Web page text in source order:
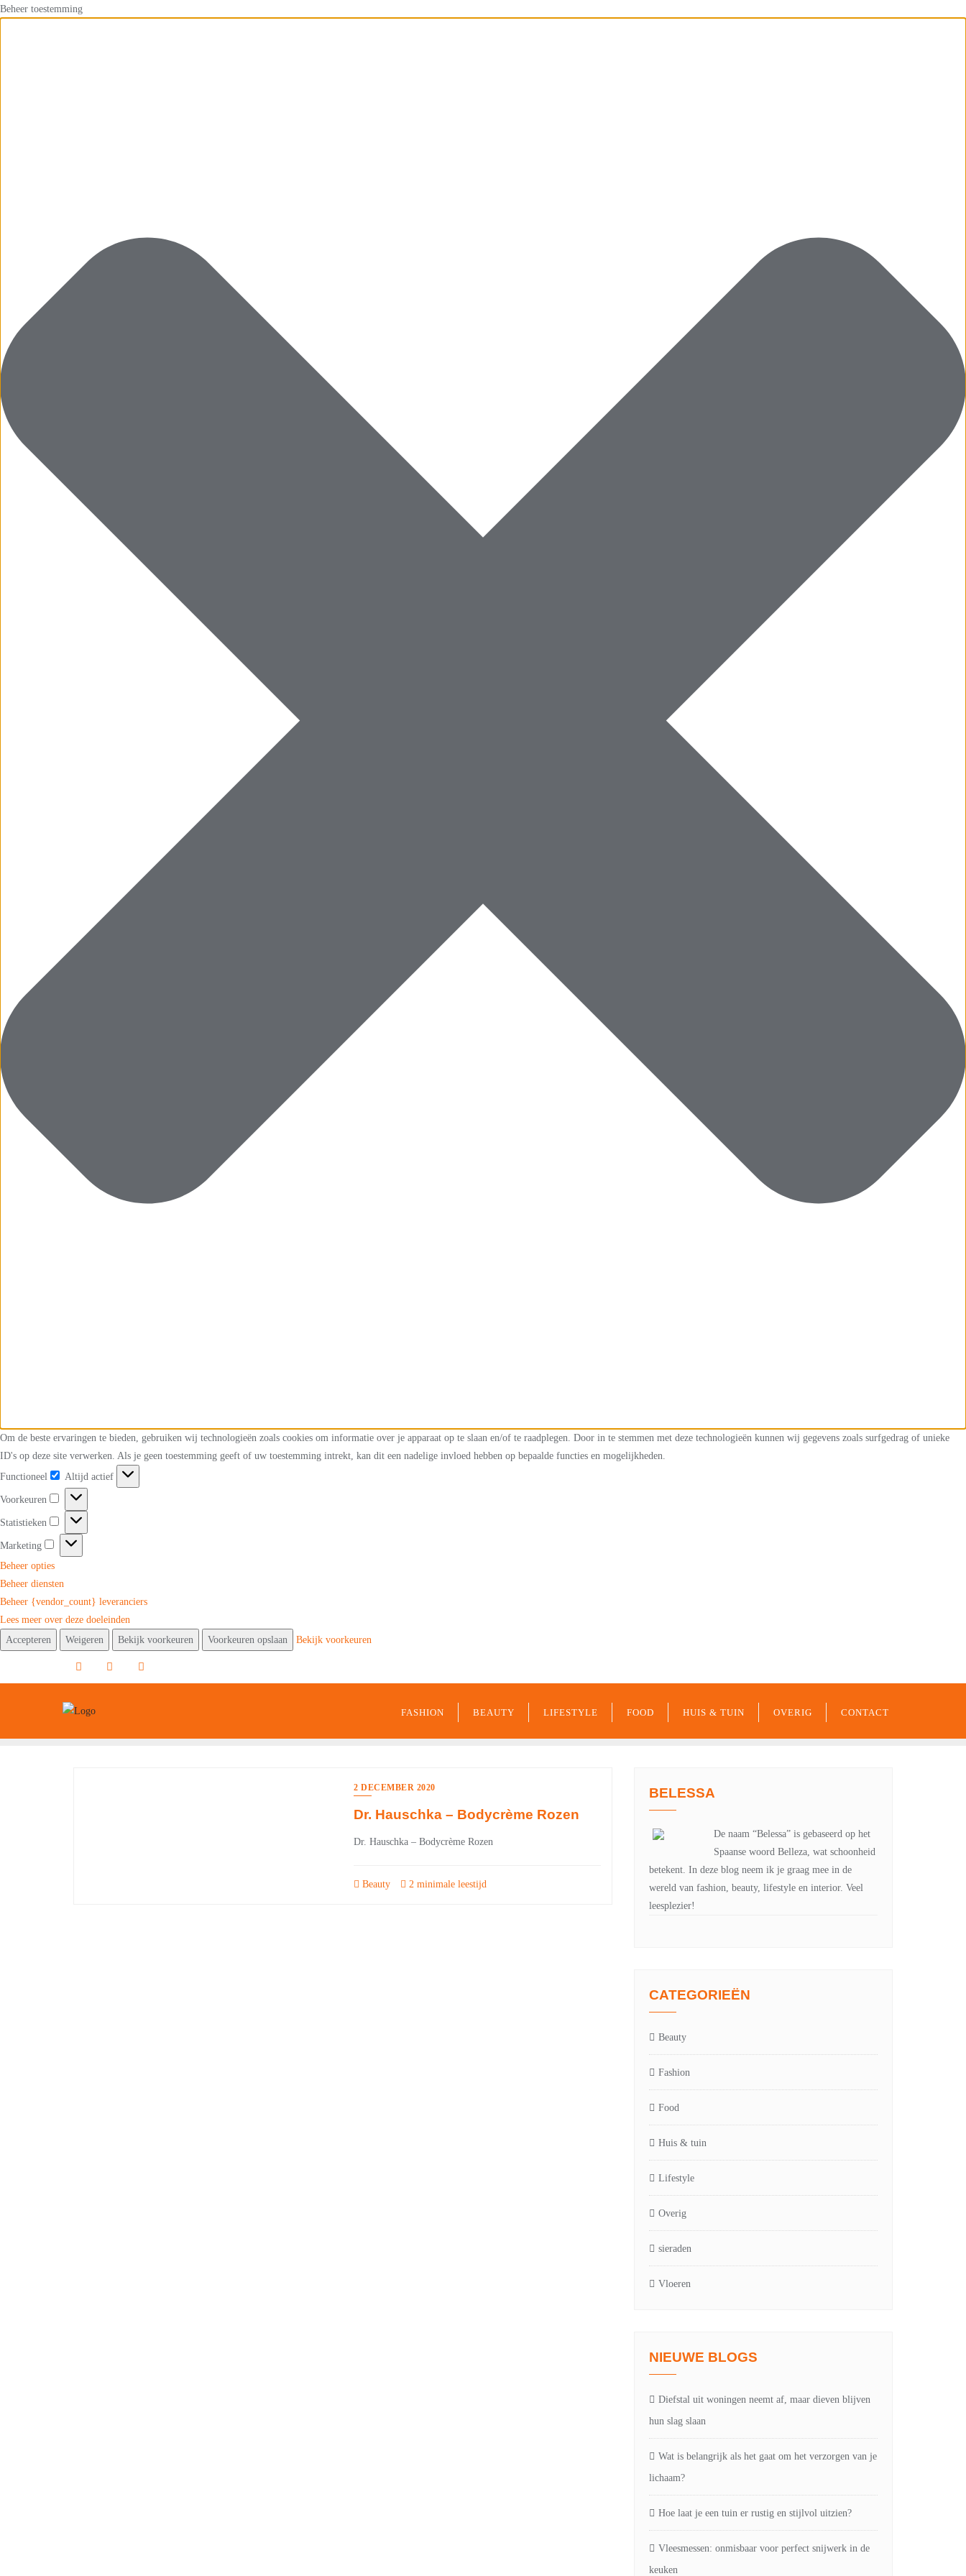
Beheer toestemming
Om de beste ervaringen te bieden, gebruiken wij technologieën zoals cookies om informatie over je apparaat op te slaan en/of te raadplegen. Door in te stemmen met deze technologieën kunnen wij gegevens zoals surfgedrag of unieke
ID's op deze site verwerken. Als je geen toestemming geeft of uw toestemming intrekt, kan dit een nadelige invloed hebben op bepaalde functies en mogelijkheden.
Functioneel
Functioneel
Altijd actief
Voorkeuren
Voorkeuren
Statistieken
Statistieken
Marketing
Marketing
Beheer opties
Beheer diensten
Beheer {vendor_count} leveranciers
Lees meer over deze doeleinden
Accepteren
Weigeren Bekijk voorkeuren Voorkeuren opslaan
Bekijk voorkeuren
FASHION BEAUTY LIFESTYLE FOOD HUIS & TUIN OVERIG CONTACT
2 DECEMBER 2020
Dr. Hauschka – Bodycrème Rozen
Dr. Hauschka – Bodycrème Rozen
Beauty 2 minimale leestijd
BELESSA
De naam “Belessa” is gebaseerd op het
Spaanse woord Belleza, wat schoonheid
betekent. In deze blog neem ik je graag mee in de
wereld van fashion, beauty, lifestyle en interior. Veel
leesplezier!
CATEGORIEËN
Beauty
Fashion
Food
Huis & tuin
Lifestyle
Overig
sieraden
Vloeren
NIEUWE BLOGS
Diefstal uit woningen neemt af, maar dieven blijven
hun slag slaan
Wat is belangrijk als het gaat om het verzorgen van je
lichaam?
Hoe laat je een tuin er rustig en stijlvol uitzien?
Vleesmessen: onmisbaar voor perfect snijwerk in de
keuken